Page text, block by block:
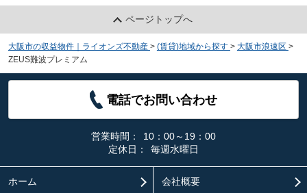
ページトップへ
大阪市の収益物件｜ライオンズ不動産 > (賃貸)地域から探す > 大阪市浪速区 >
ZEUS難波プレミアム
電話でお問い合わせ
営業時間：
10：00～19：00
定休日：
毎週水曜日
ホーム 会社概要